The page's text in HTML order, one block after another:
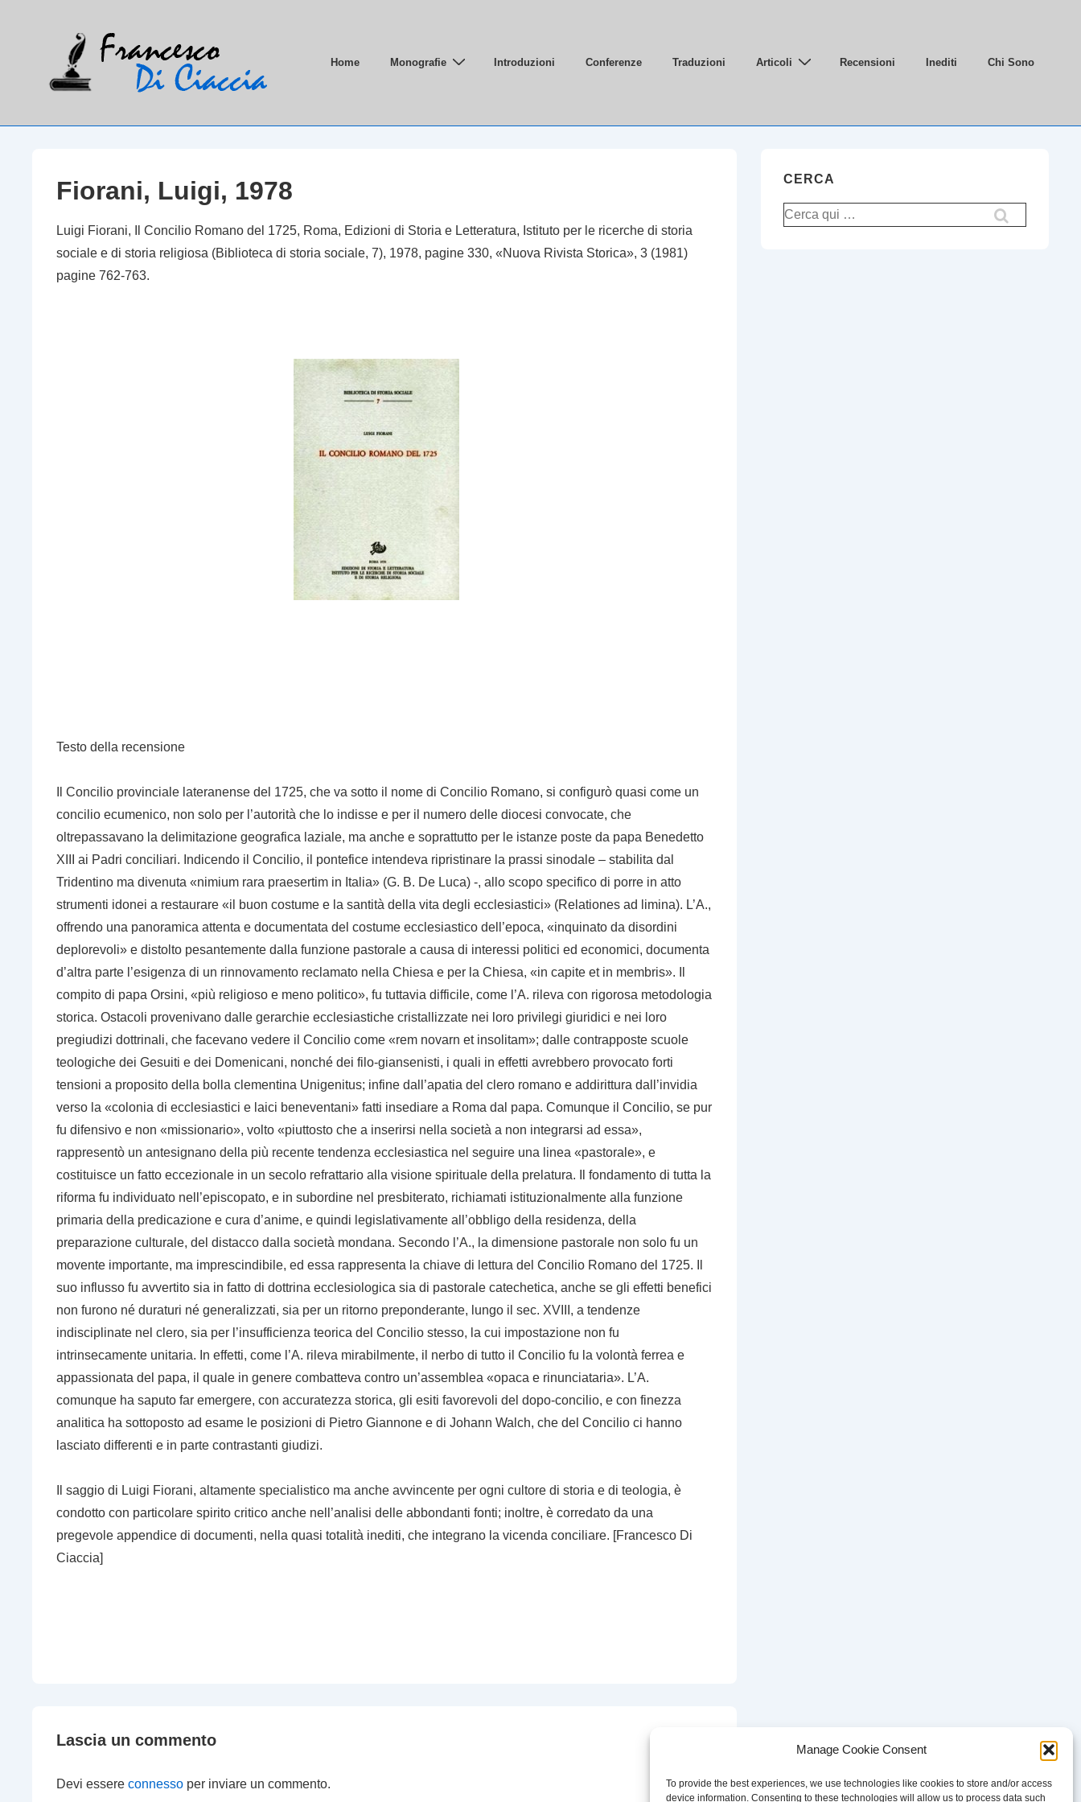
Manage Cookie Consent
To provide the best experiences, we use technologies like cookies to store and/or access
device information. Consenting to these technologies will allow us to process data such
contenuto
MenuHome Monografie Introduzioni Conferenze Traduzioni Articoli Recensioni Inediti Chi Sono
Fiorani, Luigi, 1978
Luigi Fiorani, Il Concilio Romano del 1725, Roma, Edizioni di Storia e Letteratura, Istituto per le ricerche di storia
sociale e di storia religiosa (Biblioteca di storia sociale, 7), 1978, pagine 330, «Nuova Rivista Storica», 3 (1981)
pagine 762-763.
Testo della recensione
Il Concilio provinciale lateranense del 1725, che va sotto il nome di Concilio Romano, si configurò quasi come un
concilio ecumenico, non solo per l’autorità che lo indisse e per il numero delle diocesi convocate, che
oltrepassavano la delimitazione geografica laziale, ma anche e soprattutto per le istanze poste da papa Benedetto
XIII ai Padri conciliari. Indicendo il Concilio, il pontefice intendeva ripristinare la prassi sinodale – stabilita dal
Tridentino ma divenuta «nimium rara praesertim in Italia» (G. B. De Luca) -, allo scopo specifico di porre in atto
strumenti idonei a restaurare «il buon costume e la santità della vita degli ecclesiastici» (Relationes ad limina). L’A.,
offrendo una panoramica attenta e documentata del costume ecclesiastico dell’epoca, «inquinato da disordini
deplorevoli» e distolto pesantemente dalla funzione pastorale a causa di interessi politici ed economici, documenta
d’altra parte l’esigenza di un rinnovamento reclamato nella Chiesa e per la Chiesa, «in capite et in membris». Il
compito di papa Orsini, «più religioso e meno politico», fu tuttavia difficile, come l’A. rileva con rigorosa metodologia
storica. Ostacoli provenivano dalle gerarchie ecclesiastiche cristallizzate nei loro privilegi giuridici e nei loro
pregiudizi dottrinali, che facevano vedere il Concilio come «rem novarn et insolitam»; dalle contrapposte scuole
teologiche dei Gesuiti e dei Domenicani, nonché dei filo-giansenisti, i quali in effetti avrebbero provocato forti
tensioni a proposito della bolla clementina Unigenitus; infine dall’apatia del clero romano e addirittura dall’invidia
verso la «colonia di ecclesiastici e laici beneventani» fatti insediare a Roma dal papa. Comunque il Concilio, se pur
fu difensivo e non «missionario», volto «piuttosto che a inserirsi nella società a non integrarsi ad essa»,
rappresentò un antesignano della più recente tendenza ecclesiastica nel seguire una linea «pastorale», e
costituisce un fatto eccezionale in un secolo refrattario alla visione spirituale della prelatura. Il fondamento di tutta la
riforma fu individuato nell’episcopato, e in subordine nel presbiterato, richiamati istituzionalmente alla funzione
primaria della predicazione e cura d’anime, e quindi legislativamente all’obbligo della residenza, della
preparazione culturale, del distacco dalla società mondana. Secondo l’A., la dimensione pastorale non solo fu un
movente importante, ma imprescindibile, ed essa rappresenta la chiave di lettura del Concilio Romano del 1725. Il
suo influsso fu avvertito sia in fatto di dottrina ecclesiologica sia di pastorale catechetica, anche se gli effetti benefici
non furono né duraturi né generalizzati, sia per un ritorno preponderante, lungo il sec. XVIII, a tendenze
indisciplinate nel clero, sia per l’insufficienza teorica del Concilio stesso, la cui impostazione non fu
intrinsecamente unitaria. In effetti, come l’A. rileva mirabilmente, il nerbo di tutto il Concilio fu la volontà ferrea e
appassionata del papa, il quale in genere combatteva contro un’assemblea «opaca e rinunciataria». L’A.
comunque ha saputo far emergere, con accuratezza storica, gli esiti favorevoli del dopo-concilio, e con finezza
analitica ha sottoposto ad esame le posizioni di Pietro Giannone e di Johann Walch, che del Concilio ci hanno
lasciato differenti e in parte contrastanti giudizi.
Il saggio di Luigi Fiorani, altamente specialistico ma anche avvincente per ogni cultore di storia e di teologia, è
condotto con particolare spirito critico anche nell’analisi delle abbondanti fonti; inoltre, è corredato da una
pregevole appendice di documenti, nella quasi totalità inediti, che integrano la vicenda conciliare. [Francesco Di
Ciaccia]
Lascia un commento
Devi essere connesso per inviare un commento.
CERCA
Cerca: